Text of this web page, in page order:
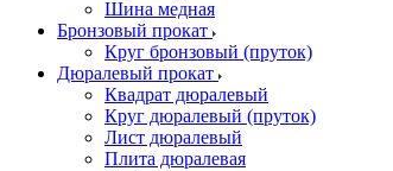
Шина медная
Бронзовый прокат
Круг бронзовый (пруток)
Дюралевый прокат
Квадрат дюралевый
Круг дюралевый (пруток)
Лист дюралевый
Плита дюралевая